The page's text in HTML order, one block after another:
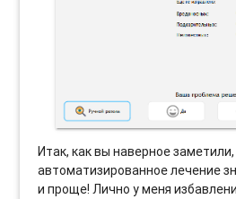
Итак, как вы наверное заметили,
автоматизированное лечение
и проще! Лично у меня